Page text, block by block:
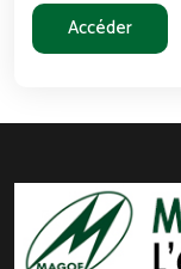
Accéder